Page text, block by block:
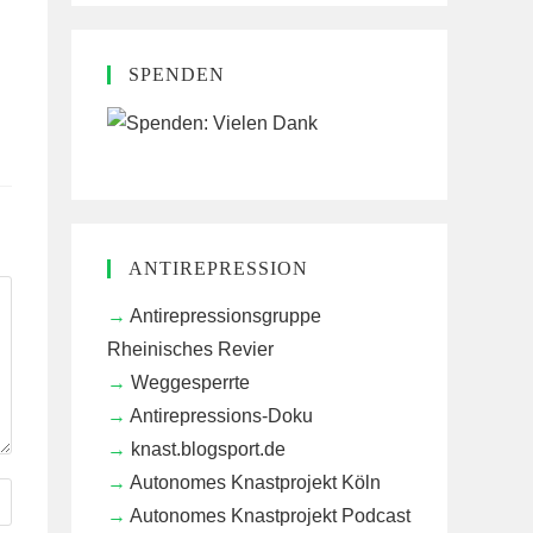
SPENDEN
ANTIREPRESSION
Antirepressionsgruppe
Rheinisches Revier
Weggesperrte
Antirepressions-Doku
knast.blogsport.de
Autonomes Knastprojekt Köln
Autonomes Knastprojekt Podcast